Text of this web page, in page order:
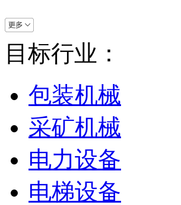
目标行业：
包装机械
采矿机械
电力设备
电梯设备